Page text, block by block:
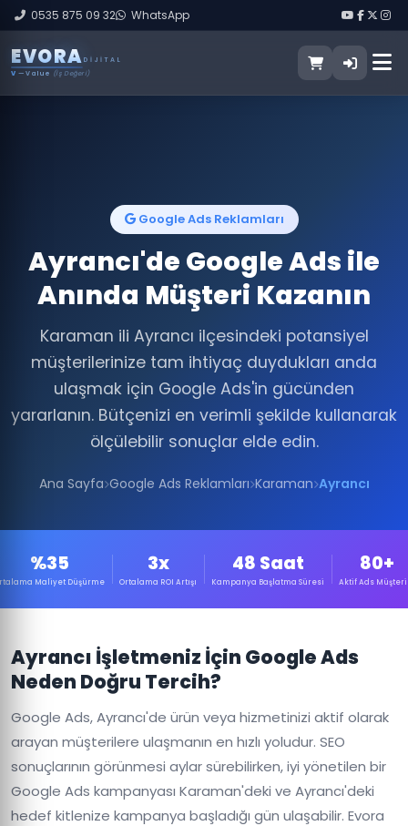
0535 875 09 32 WhatsApp
EVORA DIJITAL
V — Value (İş Değeri)
Google Ads Reklamları
Ayrancı'de Google Ads ile
Anında Müşteri Kazanın
Karaman ili Ayrancı ilçesindeki potansiyel
müşterilerinize tam ihtiyaç duydukları anda
ulaşmak için Google Ads'in gücünden
yararlanın. Bütçenizi en verimli şekilde kullanarak
ölçülebilir sonuçlar elde edin.
Ana Sayfa Google Ads Reklamları Karaman Ayrancı
%35
Maliyet Düşürme
3x
Ortalama ROI Artışı
48 Saat
Kampanya Başlatma Süresi
80+
Aktif Ads
Ayrancı İşletmeniz İçin Google Ads
Neden Doğru Tercih?
Google Ads, Ayrancı'de ürün veya hizmetinizi aktif olarak
arayan müşterilere ulaşmanın en hızlı yoludur. SEO
sonuçlarının görünmesi aylar sürebilirken, iyi yönetilen bir
Google Ads kampanyası Karaman'deki ve Ayrancı'deki
hedef kitlenize kampanya başladığı gün ulaşabilir. Evora